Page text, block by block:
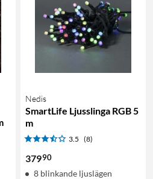
Nedis
SmartLife Ljusslinga RGB 5
m
3.5 (8)
37990
8 blinkande ljuslägen